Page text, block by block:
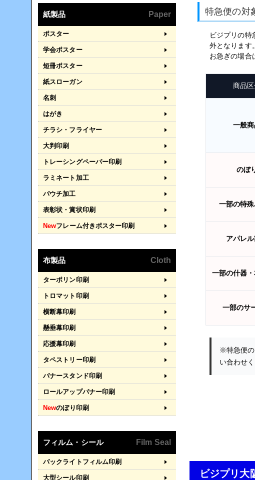
特急便の対
ビジプリの特
外となります。
お急ぎの場合
商品
一般
のぼ
一部の特
アパレ
一部の什器
一部のサ
※特急便の
い合わせく
ビジプリ大
紙製品 Paper
ポスター
学会ポスター
短冊ポスター
紙スローガン
名刺
はがき
チラシ・フライヤー
大判印刷
トレーシングペーパー印刷
ラミネート加工
パウチ加工
表彰状・賞状印刷
Newフレーム付きポスター印刷
布製品 Cloth
ターポリン印刷
トロマット印刷
横断幕印刷
懸垂幕印刷
応援幕印刷
タペストリー印刷
バナースタンド印刷
ロールアップバナー印刷
Newのぼり印刷
フィルム・シール Film Seal
バックライトフィルム印刷
大型シール印刷